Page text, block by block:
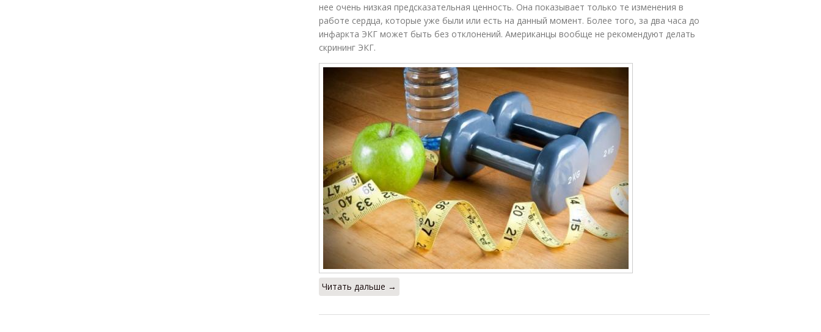
нее очень низкая предсказательная ценность. Она показывает только те изменения в
работе сердца, которые уже были или есть на данный момент. Более того, за два часа до
инфаркта ЭКГ может быть без отклонений. Американцы вообще не рекомендуют делать
скрининг ЭКГ.
Читать дальше →